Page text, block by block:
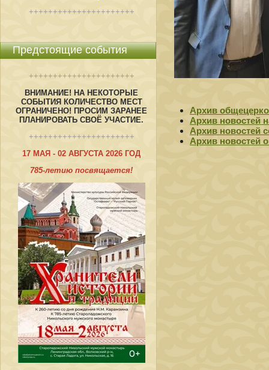
++++++++++++++++++++++
Предстоящие события
++++++++++++++++++++++
ВНИМАНИЕ! НА НЕКОТОРЫЕ
СОБЫТИЯ КОЛИЧЕСТВО МЕСТ
ОГРАНИЧЕНО! ПРОСИМ ЗАРАНЕЕ
ПЛАНИРОВАТЬ СВОЁ УЧАСТИЕ.
++++++++++++++++++++++
17 МАЯ - 02 АВГУСТА 2026 ГОД
785-летию посвящается!
Архив
Архив новостей
Архив новостей
Архив новостей